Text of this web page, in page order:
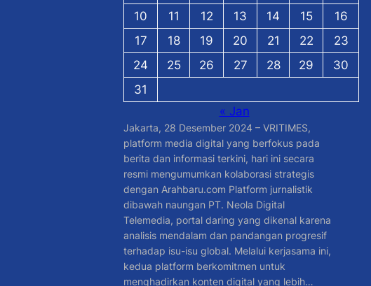
10
11 12 13 14 15
16
17
18 19 20 21 22
23
24
25 26 27 28 29
30
31
« Jan
Jakarta, 28 Desember 2024 – VRITIMES,
platform media digital yang berfokus pada
berita dan informasi terkini, hari ini secara
resmi mengumumkan kolaborasi strategis
dengan Arahbaru.com Platform jurnalistik
dibawah naungan PT. Neola Digital
Telemedia, portal daring yang dikenal karena
analisis mendalam dan pandangan progresif
terhadap isu-isu global. Melalui kerjasama ini,
kedua platform berkomitmen untuk
menghadirkan konten digital yang lebih…